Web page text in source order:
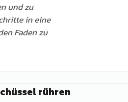
und zu
in eine
Faden zu
rühren